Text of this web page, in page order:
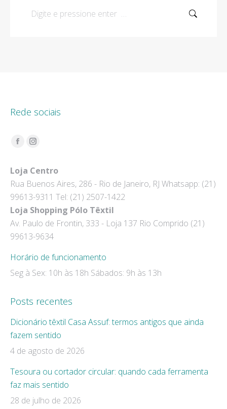
Search:
Rede sociais
Encontre-nos em:
Facebook
opens
in
new
window
Instagram
opens
in
new
window
Loja Centro
Rua Buenos Aires, 286 - Rio de Janeiro, RJ Whatsapp: (21)
99613-9311 Tel: (21) 2507-1422
Loja Shopping Pólo Têxtil
Av. Paulo de Frontin, 333 - Loja 137 Rio Comprido (21)
99613-9634
Horário de funcionamento
Seg à Sex: 10h às 18h Sábados: 9h às 13h
Posts recentes
Dicionário têxtil Casa Assuf: termos antigos que ainda
fazem sentido
4 de agosto de 2026
Tesoura ou cortador circular: quando cada ferramenta
faz mais sentido
28 de julho de 2026